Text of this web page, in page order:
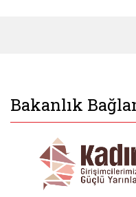
Bakanlık